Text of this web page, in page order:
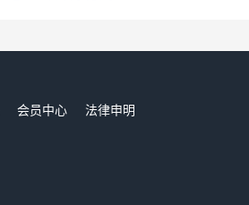
会员中心
法律申明